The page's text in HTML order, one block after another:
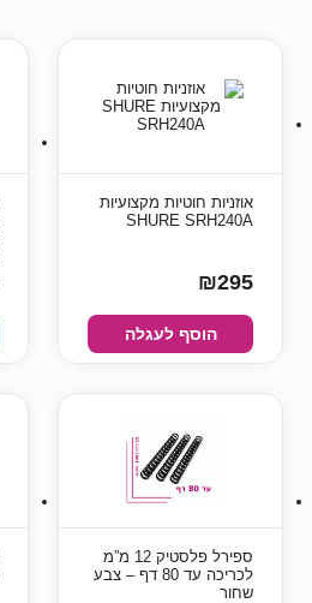
אוזניות חוטיות מקצועיות
SHURE SRH240A
₪295
הוסף לעגלה
ספירל פלסטיק 12 מ”מ
לכריכה עד 80 דף – צבע
שחור